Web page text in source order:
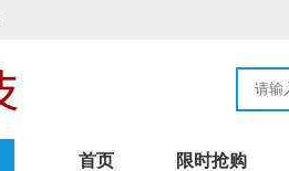
首页 限时抢购